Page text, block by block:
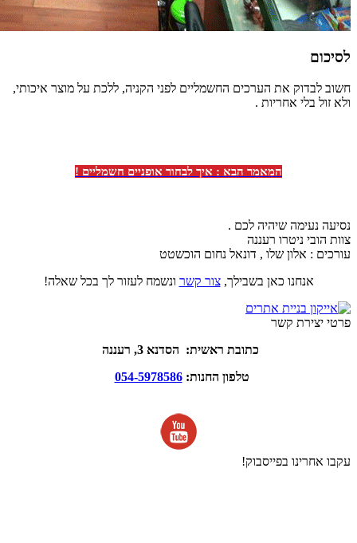
לסיכום
חשוב לבדוק את הערכים החשמליים לפני הקניה, ללכת על מוצר איכותי,
ולא זול בלי אחריות .
המאמר הבא : איך לבחור אופניים חשמליים !
נסיעה נעימה שיהיה לכם .
צוות הובי ניטרו רעננה
עורכים : אלון שלו , דונאל נחום הוכשטט
אנחנו כאן בשבילך,צור קשר ונשמח לעזור לך בכל שאלה!
פרטי יצירת קשר
כתובת ראשית: הסדנא 3, רעננה
טלפון החנות:054-5978586
עקבו אחרינו בפייסבוק!